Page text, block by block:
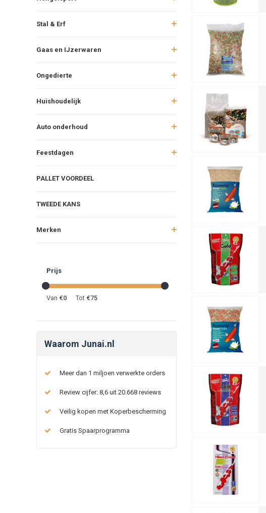
Stal & Erf
Gaas en IJzerwaren
Ongedierte
Huishoudelijk
Auto onderhoud
Feestdagen
PALLET VOORDEEL
TWEEDE KANS
Merken
Prijs
Van €0 Tot €75
Waarom Junai.nl
Meer dan 1 miljoen verwerkte orders
Review cijfer: 8,6 uit 20.668 reviews
Veilig kopen met Koperbescherming
Gratis Spaarprogramma